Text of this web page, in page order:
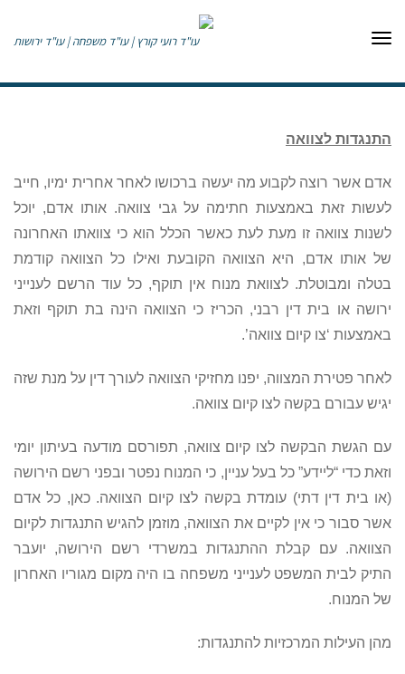
תפריט
התנגדות לצוואה
אדם אשר רוצה לקבוע מה יעשה ברכושו לאחר אחרית ימיו, חייב
לעשות זאת באמצעות חתימה על גבי צוואה. אותו אדם, יוכל
לשנות צוואה זו מעת לעת כאשר הכלל הוא כי צוואתו האחרונה
של אותו אדם, היא הצוואה הקובעת ואילו כל הצוואה קודמת
בטלה ומבוטלת. לצוואת מנוח אין תוקף, כל עוד הרשם לענייני
ירושה או בית דין רבני, הכריז כי הצוואה הינה בת תוקף וזאת
באמצעות ‘צו קיום צוואה’.
לאחר פטירת המצווה, יפנו מחזיקי הצוואה לעורך דין על מנת שזה
יגיש עבורם בקשה לצו קיום צוואה.
עם הגשת הבקשה לצו קיום צוואה, תפורסם מודעה בעיתון יומי
וזאת כדי “ליידע” כל בעל עניין, כי המנוח נפטר ובפני רשם הירושה
(או בית דין דתי) עומדת בקשה לצו קיום הצוואה. כאן, כל אדם
אשר סבור כי אין לקיים את הצוואה, מוזמן להגיש התנגדות לקיום
הצוואה. עם קבלת ההתנגדות במשרדי רשם הירושה, יועבר
התיק לבית המשפט לענייני משפחה בו היה מקום מגוריו האחרון
של המנוח.
מהן העילות המרכזיות להתנגדות: